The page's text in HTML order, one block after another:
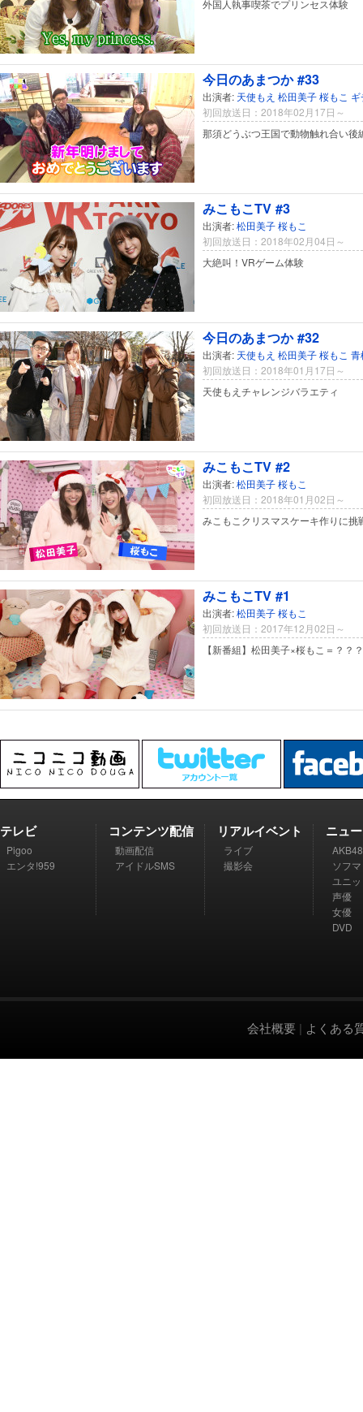
外国人執事喫茶でプリンセス体験
今日のあまつか #33
出演者: 天使もえ 松田美子桜もこ
初回放送日：2018年02月17日～
那須どうぶつ王国で動物触れ合い後
みこもこTV #3
出演者:松田美子桜もこ
初回放送日：2018年02月04日～
大絶叫！VRゲーム体験
今日のあまつか #32
出演者: 天使もえ 松田美子桜もこ 青
初回放送日：2018年01月17日～
天使もえチャレンジバラエティ
みこもこTV #2
出演者:松田美子桜もこ
初回放送日：2018年01月02日～
みこもこクリスマスケーキ作りに挑
みこもこTV #1
出演者:松田美子桜もこ
初回放送日：2017年12月02日～
【新番組】松田美子×桜もこ＝？？？
テレビ
Pigoo
エンタ!959
コンテンツ配信
動画配信
アイドルSMS
リアルイベント
ライブ
撮影会
ニュ
AKB48
ソフ
ユニ
声優
女優
DVD
会社概要 | よくある